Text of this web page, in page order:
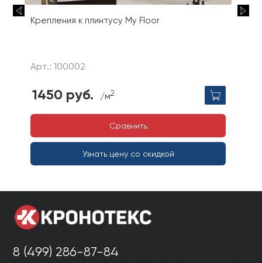
Крепления к плинтусу My Floor
Арт.: 100002
1450 руб. /м2
Сравнить
Узнать цену со скидкой
8 (499) 286-87-84